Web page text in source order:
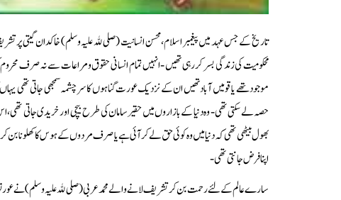
تاریخ کے جس عہد میں پیغمبر اسلام، محسن انسانیت (صلیﷲ علیہ وسلم) خاکدان گیتی پر
محکومیت کی زندگی بسر کر رہی تھیں - انہیں تمام انسانی حقوق ومراعات سے نہ صرف
موجود تھے یا قومیں آباد تھیں ان کے نزدیک عورت گناہوں کا سر چشمہ سمجھی جاتی تھی
حصہ لے سکتی تھی - وہ دنیا کے بازاروں میں حقیر سامان کی طرح بیچی اور خریدی جاتی
بھول بیٹھی تھی کہ دنیا میں وہ کوئی حق لے کر آئی ہے یا صرف مردوں کے ہوس کا کھلونا بن کر
اپنا فرض جانتی تھی -
سارے عالم کے لئے رحمت بن کر تشریف لانے والے محمد عربی (صلیﷲ علیہ وسلم) نے عورتوں